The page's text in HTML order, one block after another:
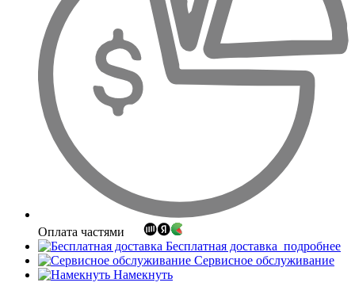
Оплата частями
Бесплатная доставка подробнее
Сервисное обслуживание
Намекнуть